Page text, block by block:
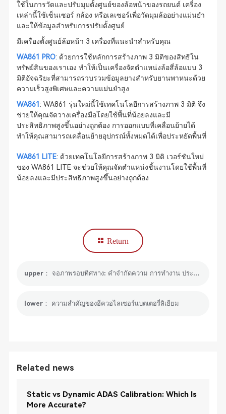
ใช้ในการวัดและปรับมุมตั้งศูนย์ของล้อหน้าของรถยนต์ เครื่อง
เหล่านี้ใช้เซ็นเซอร์ กล้อง หรือเลเซอร์เพื่อวัดมุมล้ออย่างแม่นยำ
และให้ข้อมูลสำหรับการปรับตั้งศูนย์
มีเครื่องตั้งศูนย์ล้อหน้า 3 เครื่องที่แนะนำสำหรับคุณ
WA861 PRO: ด้วยการใช้หลักการสร้างภาพ 3 มิติของสิทธิใน
ทรัพย์สินของเราเอง ทำให้เป็นเครื่องจัดตำแหน่งล้อสี่ล้อแบบ 3
มิติอัจฉริยะที่สามารถรวบรวมข้อมูลยางสำหรับยานพาหนะด้วย
ความเร็วสูงพิเศษและความแม่นยำสูง
WA861 : WA861 รุ่นใหม่นี้ใช้เทคโนโลยีการสร้างภาพ 3 มิติ จึง
ช่วยให้คุณจัดวางเครื่องมือโดยใช้พื้นที่น้อยลงและมี
ประสิทธิภาพสูงขึ้นอย่างถูกต้อง การออกแบบที่เคลื่อนย้ายได้
ทำให้คุณสามารถเคลื่อนย้ายอุปกรณ์ทั้งหมดได้เพื่อประหยัดพื้นที่
WA861 LITE: ด้วยเทคโนโลยีการสร้างภาพ 3 มิติ เวอร์ชันใหม่
ของ WA861 LITE จะช่วยให้คุณจัดตำแหน่งชิ้นงานโดยใช้พื้นที่
น้อยลงและมีประสิทธิภาพสูงขึ้นอย่างถูกต้อง
Return
upper： จอภาพรอบทิศทาง: คำจำกัดความ การทำงาน ประโยชน์ และเครื่องมือ
lower： ความสำคัญของอีควอไลเซอร์แบตเตอรี่ลิเธียม
Related news
Static vs Dynamic ADAS Calibration: Which Is
More Accurate?